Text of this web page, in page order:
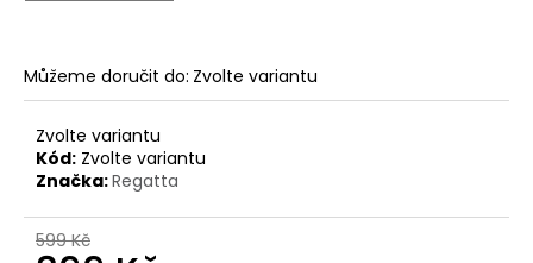
Můžeme doručit do: Zvolte variantu
Zvolte variantu
Kód: Zvolte variantu
Značka:Regatta
599 Kč
o
p
u
č
u